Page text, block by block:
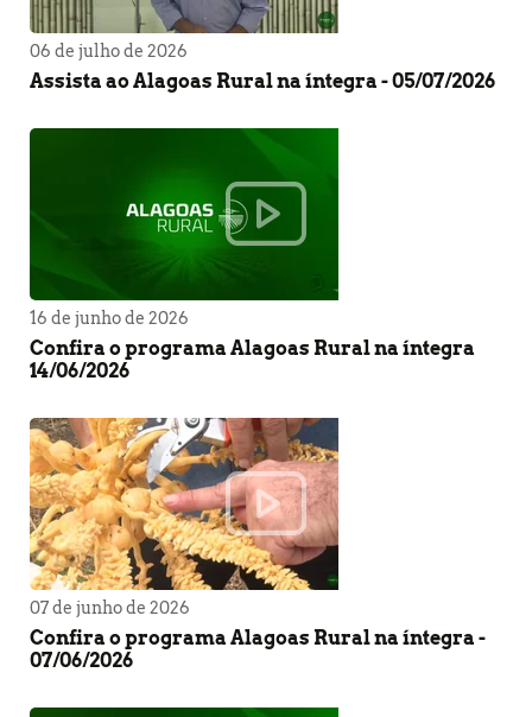
06 de julho de 2026
Assista ao Alagoas Rural na íntegra - 05/07/2026
16 de junho de 2026
Confira o programa Alagoas Rural na íntegra
14/06/2026
07 de junho de 2026
Confira o programa Alagoas Rural na íntegra -
07/06/2026